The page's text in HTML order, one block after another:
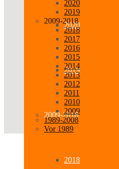
2020
2019
2009-2018
2018
2020
2019
2009-2018
2018
2017
2016
2015
2014
2013
2012
2011
2010
2009
1989-2008
Vor 1989